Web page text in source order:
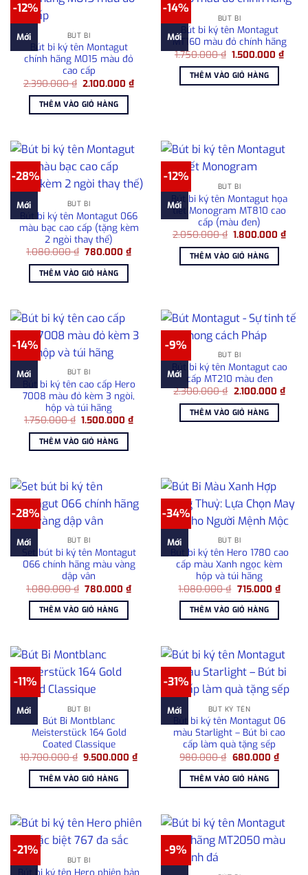
-12%
Mới BÚT BI
Bút bi ký tên Montagut
chính hãng M015 màu đỏ
cao cấp
2.390.000₫ Giá
là:
2.390.000 ₫.
2.100.000₫Giá
hiện
THÊM VÀO GIỎ HÀNG
-14%
Mới
BÚT BI
Bút bi ký tên Montagut
MT160 màu đỏ chính hãng
1.750.000₫ Giá
là:
1.750.000 ₫.
1.500.000₫Giá
hiện
THÊM VÀO GIỎ HÀNG
-28%
Mới BÚT BI
Bút bi ký tên Montagut 066
màu bạc cao cấp (tặng kèm
2 ngòi thay thế)
1.080.000₫ Giá
là:
1.080.000 ₫.
780.000₫Giá
hiện
THÊM VÀO GIỎ HÀNG
-12%
Mới
BÚT BI
Bút bi ký tên Montagut họa
tiết Monogram MT810 cao
cấp (màu đen)
2.050.000₫ Giá
là:
2.050.000 ₫.
1.800.000₫Giá
hiện
THÊM VÀO GIỎ HÀNG
-14%
Mới BÚT BI
Bút bi ký tên cao cấp Hero
7008 màu đỏ kèm 3 ngòi,
hộp và túi hãng
1.750.000₫ Giá
là:
1.750.000 ₫.
1.500.000₫Giá
hiện
THÊM VÀO GIỎ HÀNG
-9%
Mới
BÚT BI
Bút bi ký tên Montagut cao
cấp MT210 màu đen
2.300.000₫ Giá
là:
2.300.000 ₫.
2.100.000 ₫Giá
hiện
THÊM VÀO GIỎ HÀNG
-28%
Mới BÚT BI
Set bút bi ký tên Montagut
066 chính hãng màu vàng
dập vân
1.080.000₫ Giá
là:
1.080.000 ₫.
780.000₫Giá
hiện
THÊM VÀO GIỎ HÀNG
-34%
Mới BÚT BI
Bút bi ký tên Hero 1780 cao
cấp màu Xanh ngọc kèm
hộp và túi hãng
1.080.000₫ Giá
là:
1.080.000 ₫.
715.000 ₫Giá
hiện
THÊM VÀO GIỎ HÀNG
-11%
Mới BÚT BI
Bút Bi Montblanc
Meisterstück 164 Gold
Coated Classique
10.700.000₫ Giá
là:
10.700.000 ₫.
9.500.000₫Giá
hiện
9.500.000 ₫.
THÊM VÀO GIỎ HÀNG
-31%
Mới BÚT KÝ TÊN
Bút bi ký tên Montagut 06
màu Starlight – Bút bi cao
cấp làm quà tặng sếp
980.000₫ Giá
là:
980.000 ₫.
680.000 ₫Giá
hiện
THÊM VÀO GIỎ HÀNG
-21%
BÚT BI
Bút bi ký tên Hero phiên bản
-9%